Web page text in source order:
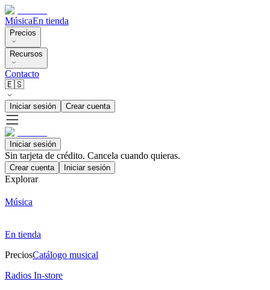
MúsicaEn tienda
Precios
Recursos
Contacto
🇪🇸
Iniciar sesión Crear cuenta
Iniciar sesión
Sin tarjeta de crédito. Cancela cuando quieras.
Crear cuenta Iniciar sesión
Explorar
Música
En tienda
PreciosCatálogo musical
Radios In-store